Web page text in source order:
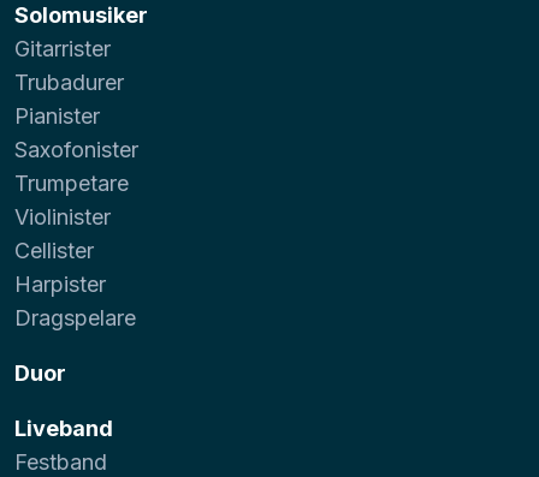
Solomusiker
Gitarrister
Trubadurer
Pianister
Saxofonister
Trumpetare
Violinister
Cellister
Harpister
Dragspelare
Duor
Liveband
Festband